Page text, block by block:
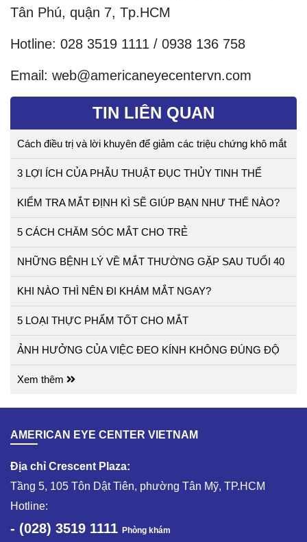
Tân Phú, quận 7, Tp.HCM
Hotline: 028 3519 1111 / 0938 136 758
Email: web@americaneyecentervn.com
TIN LIÊN QUAN
Cách điều trị và lời khuyên để giảm các triệu chứng khô mắt
3 LỢI ÍCH CỦA PHẪU THUẬT ĐỤC THỦY TINH THỂ
KIỂM TRA MẮT ĐỊNH KÌ SẼ GIÚP BẠN NHƯ THẾ NÀO?
5 CÁCH CHĂM SÓC MẮT CHO TRẺ
NHỮNG BỆNH LÝ VỀ MẮT THƯỜNG GẶP SAU TUỔI 40
KHI NÀO THÌ NÊN ĐI KHÁM MẮT NGAY?
5 LOẠI THỰC PHẨM TỐT CHO MẮT
ẢNH HƯỞNG CỦA VIỆC ĐEO KÍNH KHÔNG ĐÚNG ĐỘ
Xem thêm
AMERICAN EYE CENTER VIETNAM
Địa chỉ Crescent Plaza:
Tầng 5, 105 Tôn Dật Tiên, phường Tân Mỹ, TP.HCM
Hotline:
- (028) 3519 1111 Phòng khám